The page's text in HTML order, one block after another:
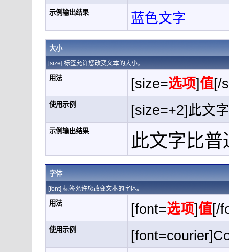
示例输出结果 蓝色文字
大小
[size] 标签允许您改变文本的大小。
用法 [size=选项]值[/
使用示例 [size=+2]此文
示例输出结果 此文字比
字体
[font] 标签允许您改变文本的字体。
用法 [font=选项]值[/
使用示例